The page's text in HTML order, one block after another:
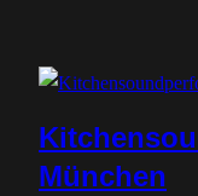
München